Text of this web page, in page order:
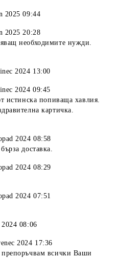
2025 09:44
2025 20:28
необходимите нужди.
2024 13:00
2024 09:45
истинска попиваща хавлия.
картичка.
2024 08:58
доставка.
2024 08:29
2024 07:51
08:06
2024 17:36
всички Ваши